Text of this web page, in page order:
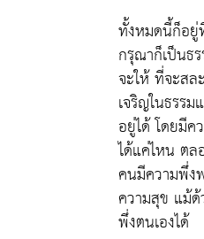
ทั้งหมดนี้ก็อยู่
กรุณาก็เป็นธ
จะให้ ที่จะสล
เจริญในธรร
อยู่ได้ โดยมีค
ได้แค่ไหน ตล
คนมีความพึ่ง
ความสุข แม้ด้
พึ่งตนเองได้